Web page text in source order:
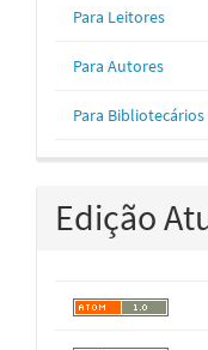
Para Leitores
Para Autores
Para Bibliotecários
Edição